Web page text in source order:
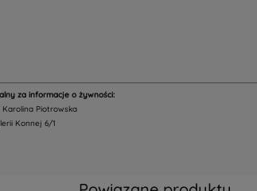
za informacje o żywności:
Karolina Piotrowska
Konnej 6/1